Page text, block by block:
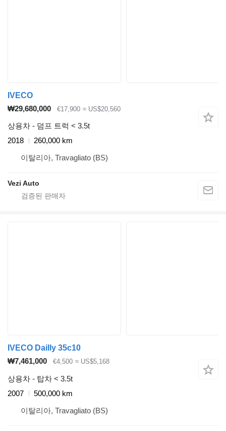
IVECO
₩29,680,000
€17,900 ≈ US$20,560
상용차 - 덤프 트럭 < 3.5t
2018
260,000 km
이탈리아, Travagliato (BS)
Vezi Auto
IVECO Dailly 35c10
₩7,461,000
€4,500 ≈ US$5,168
상용차 - 탑차 < 3.5t
2007
500,000 km
이탈리아, Travagliato (BS)